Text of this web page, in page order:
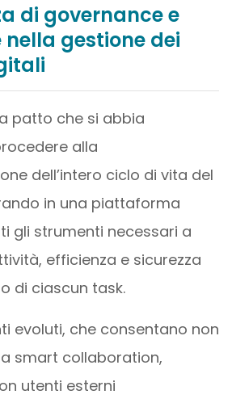
di governance e
gestione dei
patto che si abbia
alla
dell’intero ciclo di vita del
in una piattaforma
gli strumenti necessari a
efficienza e sicurezza
di ciascun task.
evoluti, che consentano non
smart collaboration,
utenti esterni